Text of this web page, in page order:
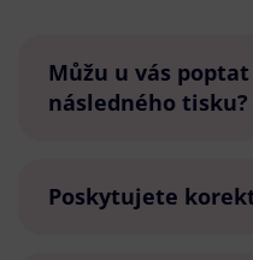
Můžu u vás
následného tisku?
Poskytujete